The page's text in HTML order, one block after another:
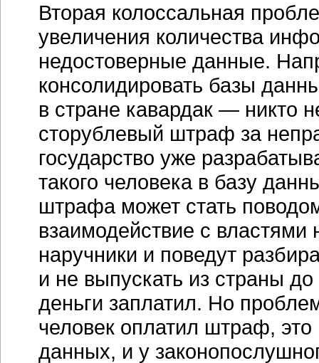
Вторая колоссальная
увеличения количества
недостоверные данные.
консолидировать базы
в стране кавардак — никто
сторублевый штраф за
государство уже
такого человека в базу
штрафа может стать
взаимодействие с властями
наручники и поведут
и не выпускать из страны
деньги заплатил. Но
человек оплатил штраф,
данных, и у